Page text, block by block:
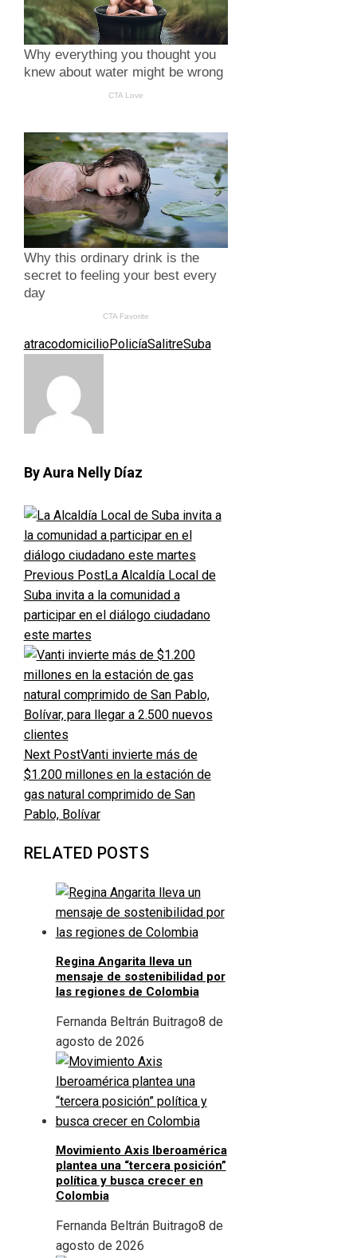
atracodomicilioPolicíaSalitreSuba
By Aura Nelly Díaz
Previous PostLa Alcaldía Local de
Suba invita a la comunidad a
participar en el diálogo ciudadano
este martes
Next PostVanti invierte más de
$1.200 millones en la estación de
gas natural comprimido de San
Pablo, Bolívar
RELATED POSTS
Regina Angarita lleva un
mensaje de sostenibilidad por
las regiones de Colombia
Fernanda Beltrán Buitrago8 de
agosto de 2026
Movimiento Axis Iberoamérica
plantea una “tercera posición”
política y busca crecer en
Colombia
Fernanda Beltrán Buitrago8 de
agosto de 2026